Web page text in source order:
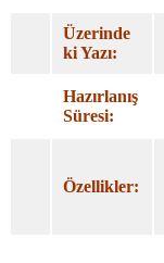
Üzerinde
ki Yazı:
Hazırlanış
Süresi:
Özellikler: